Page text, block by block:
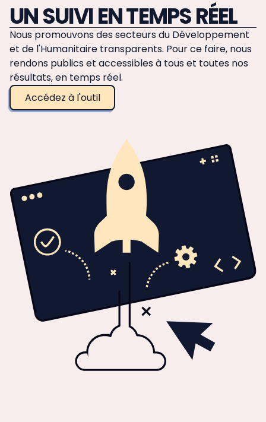
UN SUIVI EN TEMPS RÉEL
Nous promouvons des secteurs du Développement
et de l'Humanitaire transparents. Pour ce faire, nous
rendons publics et accessibles à tous et toutes nos
résultats, en temps réel.
Accédez à l'outil